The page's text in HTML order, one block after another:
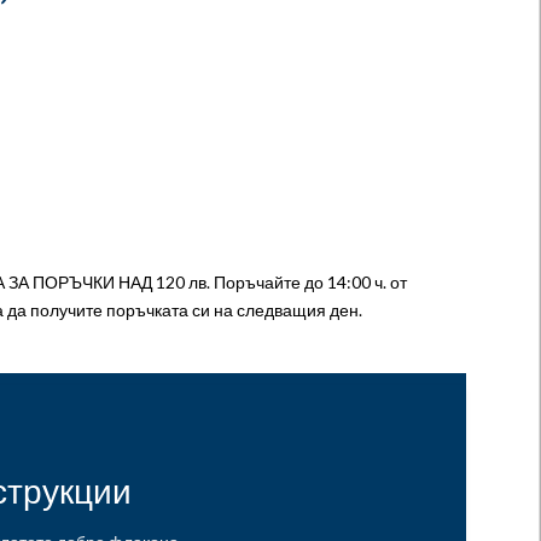
ПОРЪЧКИ НАД 120 лв. Поръчайте до 14:00 ч. от
да получите поръчката си на следващия ден.